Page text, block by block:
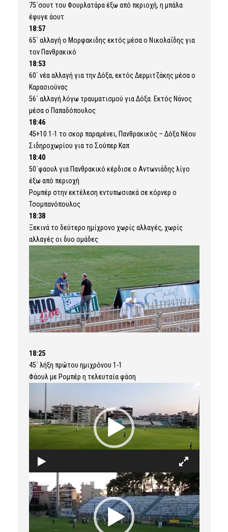
75΄σουτ του Φουρλατάρα έξω από περιοχή, η μπάλα
έφυγε άουτ
18:57
65΄ αλλαγή ο Μορφακιδης εκτός μέσα ο Νικολαΐδης για
τον Πανθρακικό
18:53
60΄ νέα αλλαγή για την Δόξα, εκτός Δερμιτζάκης μέσα ο
Καρασιούνας
56΄ αλλαγή λόγω τραυματισμού για Δόξα. Εκτός Νάνος
μέσα ο Παπαδόπουλος
18:46
45+10 1-1 το σκορ παραμένει, Πανθρακικός – Δόξα Νέου
Σιδηροχωρίου για το Σούπερ Καπ
18:40
50΄φαουλ για Πανθρακικό κέρδισε ο Αντωνιάδης λίγο
έξω από περιοχή
Ρομπέρ στην εκτέλεση εντυπωσιακά σε κόρνερ ο
Τσομπανόπουλος
18:38
Ξεκινά το δεύτερο ημίχρονο χωρίς αλλαγές, χωρίς
αλλαγές οι δυο ομάδες
18:25
45΄ λήξη πρώτου ημιχρόνου 1-1
Φάουλ με Ρομπέρ η τελευταία φάση
Πρόγραμμα
Αναπαραγωγής
Βίντεο
Πρόγραμμα
Αναπαραγωγής
Βίντεο